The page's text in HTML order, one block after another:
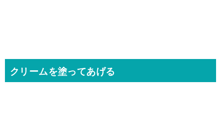
クリームを塗ってあげる